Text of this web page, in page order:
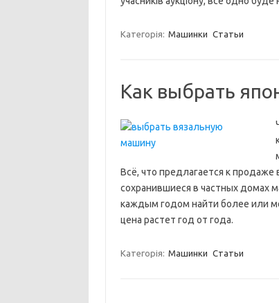
Категорія: Машинки Статьи
Как выбрать
Всё, что предлагается к
сохранившиеся в частных домах
каждым годом найти более или
цена растет год от года.
Категорія: Машинки Статьи